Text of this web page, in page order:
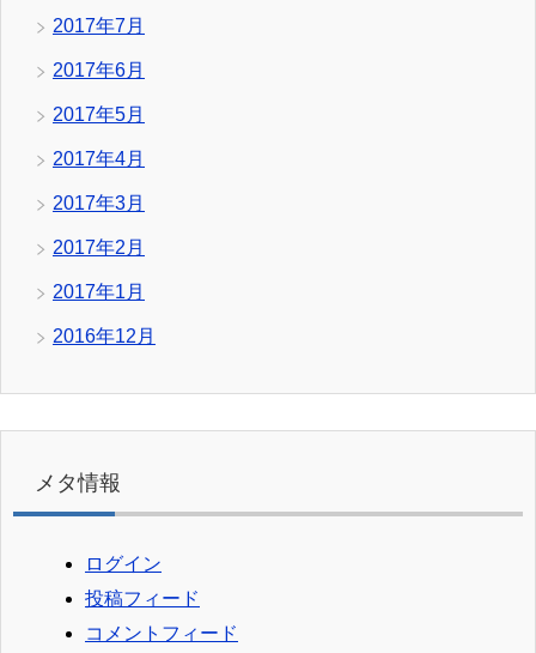
2017年7月
2017年6月
2017年5月
2017年4月
2017年3月
2017年2月
2017年1月
2016年12月
メタ情報
ログイン
投稿フィード
コメントフィード